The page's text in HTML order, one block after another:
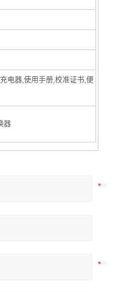
电器,使用手册,校准证书,便
器